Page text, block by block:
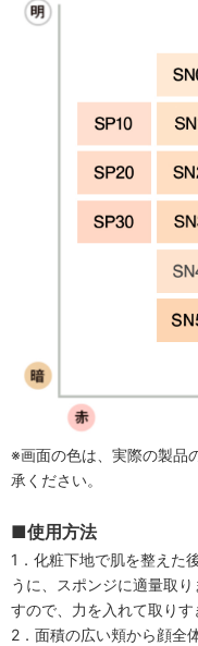
※画面の色は、実際の製品
承ください。
■使用方法
1．化粧下地で肌を整えた
うに、スポンジに適量取
すので、力を入れて取りす
2．面積の広い頬から顔全